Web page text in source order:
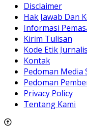
Disclaimer
Hak Jawab Dan
Informasi
Kirim Tulisan
Kode Etik
Kontak
Pedoman Media
Pedoman
Privacy Policy
Tentang Kami